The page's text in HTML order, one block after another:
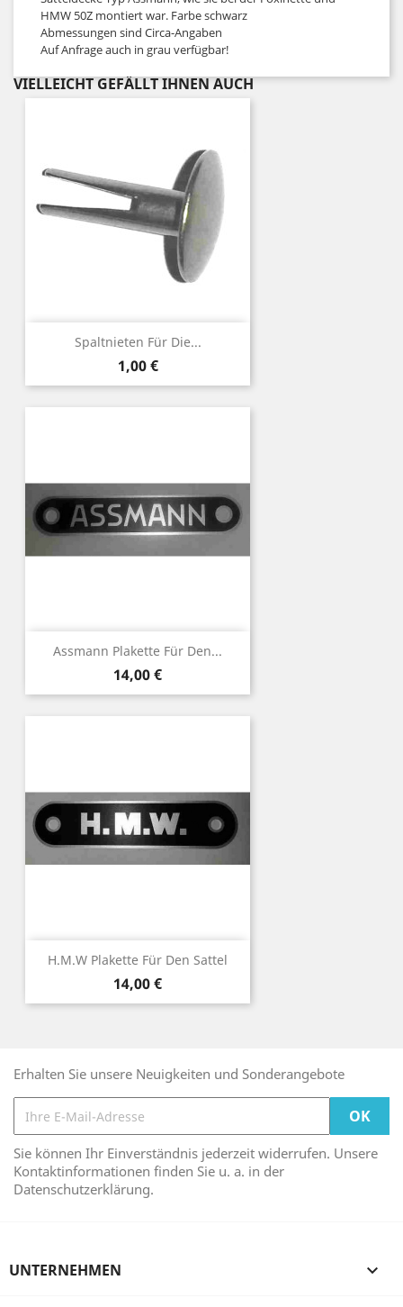
HMW 50Z montiert war. Farbe schwarz
Abmessungen sind Circa-Angaben
Auf Anfrage auch in grau verfügbar!
VIELLEICHT GEFÄLLT IHNEN AUCH
Spaltnieten Für Die...
Preis
1,00 €
Assmann Plakette Für Den...
Preis
14,00 €
H.M.W Plakette Für Den Sattel
Preis
14,00 €
Erhalten Sie unsere Neuigkeiten und Sonderangebote
Sie können Ihr Einverständnis jederzeit widerrufen. Unsere
Kontaktinformationen finden Sie u. a. in der
Datenschutzerklärung.
UNTERNEHMEN 